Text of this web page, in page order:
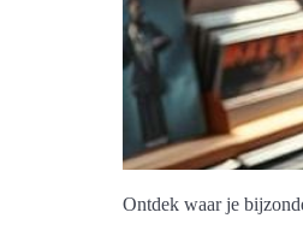
Ontdek waar je